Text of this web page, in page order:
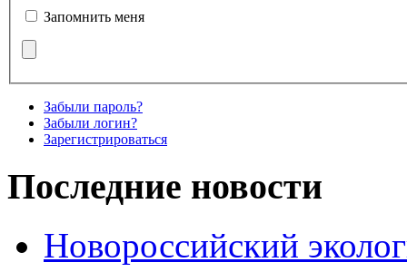
Запомнить меня
Забыли пароль?
Забыли логин?
Зарегистрироваться
Последние новости
Новороссийский